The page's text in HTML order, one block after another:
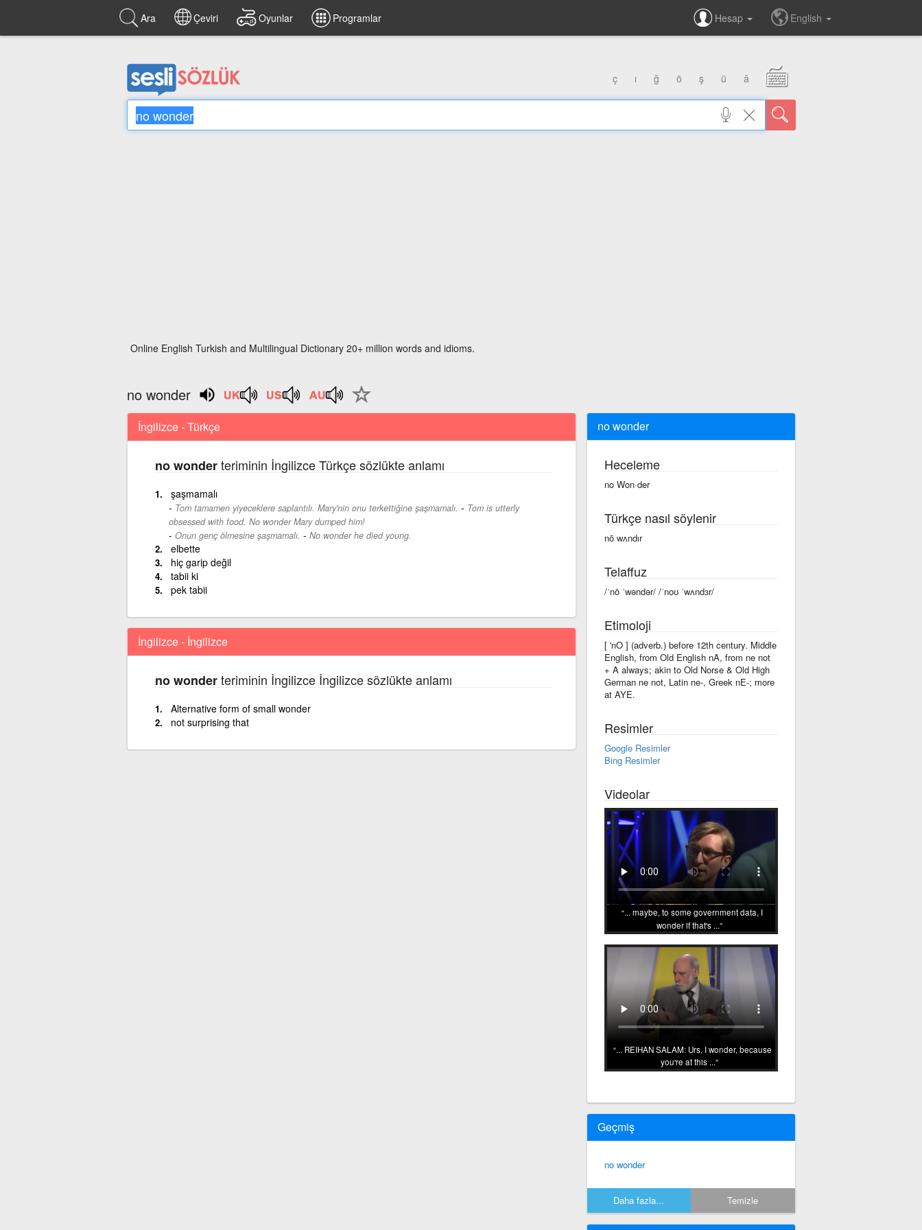
Ara Çeviri Oyunlar Programlar Hesap English
ç ı ğ ö ş ü â
Online English Turkish and Multilingual Dictionary 20+ million words and idioms.
no wonder
İngilizce - Türkçe
no wonderteriminin İngilizce Türkçe sözlükte anlamı
şaşmamalı
Tom tamamen yiyeceklere saplantılı. Mary'nin onu terkettiğine şaşmamalı. - Tom is utterly
obsessed with food. No wonder Mary dumped him!
Onun genç ölmesine şaşmamalı. - No wonder he died young.
elbette
hiç garip değil
tabii ki
pek tabii
İngilizce - İngilizce
no wonderteriminin İngilizce İngilizce sözlükte anlamı
Alternative form of small wonder
not surprising that
no wonder
Heceleme
no Won·der
Türkçe nasıl söylenir
nō wʌndır
Telaffuz
/ˈnō ˈwəndər/ /ˈnoʊ ˈwʌndɜr/
Etimoloji
[ 'nO ] (adverb.) before 12th century. Middle
English, from Old English nA, from ne not
+ A always; akin to Old Norse & Old High
German ne not, Latin ne-, Greek nE-; more
at AYE.
Resimler
Google Resimler
Bing Resimler
Videolar
... maybe, to some government data, I
wonder if that's ...
... REIHAN SALAM: Urs, I wonder, because
you're at this ...
Geçmiş
no wonder
Daha fazla... Temizle